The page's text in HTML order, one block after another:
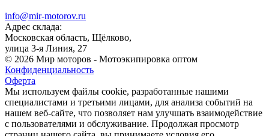
info@mir-motorov.ru
Адрес склада:
Московская область, Щёлково,
улица 3-я Линия, 27
© 2026 Мир моторов - Мотоэкипировка оптом
Конфиденциальность
Оферта
Мы используем файлы cookie, разработанные нашими
специалистами и третьими лицами, для анализа событий на
нашем веб-сайте, что позволяет нам улучшать взаимодействие
с пользователями и обслуживание. Продолжая просмотр